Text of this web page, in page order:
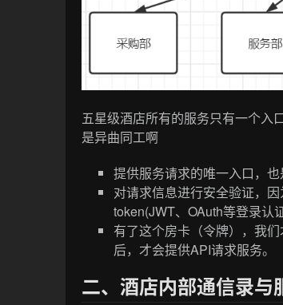
五星级酒店所有的服务只有一个入
是异曲同工啊
提供服务请求的唯一入口，
对请求信息进行安全验证，
token(JWT、OAuth等登录认
有了这个房卡（令牌），我
后，才会提供API请求服务。
二、酒店内部通信录与